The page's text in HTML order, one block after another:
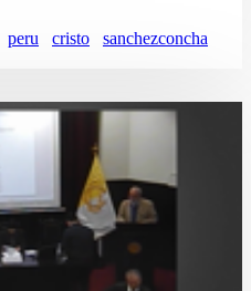
peru cristo
sanchezconcha